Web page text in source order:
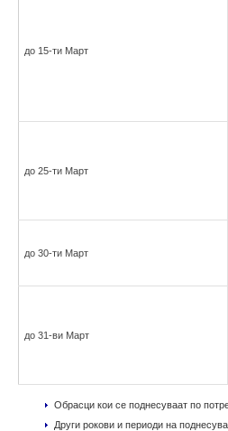
до 15-ти Март
до 25-ти Март
до 30-ти Март
до 31-ви Март
Обрасци кои се поднесуваат по
Други рокови и периоди на